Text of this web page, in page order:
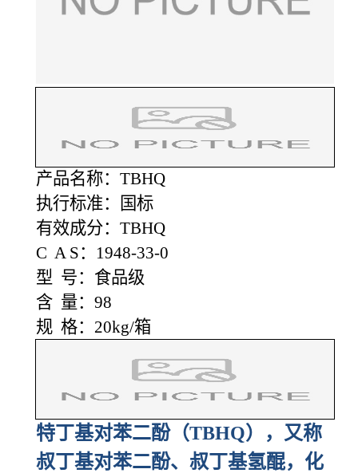
产品名称：TBHQ
执行标准：国标
有效成分：TBHQ
C A S：1948-33-0
型 号：食品级
含 量：98
规 格：20kg/箱
特丁基对苯二酚（TBHQ），又称
叔丁基对苯二酚、叔丁基氢醌，化